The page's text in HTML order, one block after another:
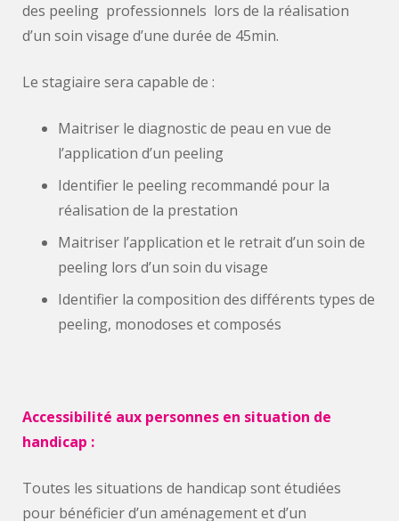
des peeling professionnels lors de la réalisation
d’un soin visage d’une durée de 45min.
Le stagiaire sera capable de :
Maitriser le diagnostic de peau en vue de
l’application d’un peeling
Identifier le peeling recommandé pour la
réalisation de la prestation
Maitriser l’application et le retrait d’un soin de
peeling lors d’un soin du visage
Identifier la composition des différents types de
peeling, monodoses et composés
Accessibilité aux personnes en situation de
handicap :
Toutes les situations de handicap sont étudiées
pour bénéficier d’un aménagement et d’un